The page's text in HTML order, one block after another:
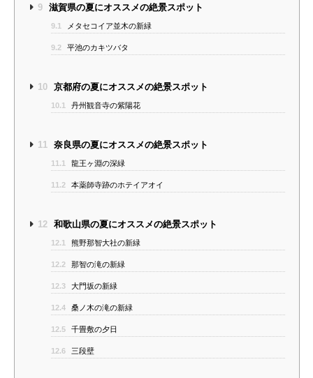
9 滋賀県の夏にオススメの絶景スポット
9.1 メタセコイア並木の新緑
9.2 平池のカキツバタ
10 京都府の夏にオススメの絶景スポット
10.1 丹州観音寺の紫陽花
11 奈良県の夏にオススメの絶景スポット
11.1 龍王ヶ淵の深緑
11.2 本薬師寺跡のホテイアオイ
12 和歌山県の夏にオススメの絶景スポット
12.1 熊野那智大社の新緑
12.2 那智の滝の新緑
12.3 大門坂の新緑
12.4 桑ノ木の滝の新緑
12.5 千畳敷の夕日
12.6 三段壁